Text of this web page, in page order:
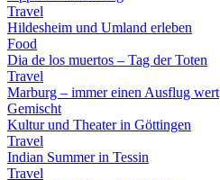
Travel
Hildesheim und Umland erleben
Food
Dia de los muertos – Tag der Toten
Travel
Marburg – immer einen Ausflug wert
Gemischt
Kultur und Theater in Göttingen
Travel
Indian Summer in Tessin
Travel